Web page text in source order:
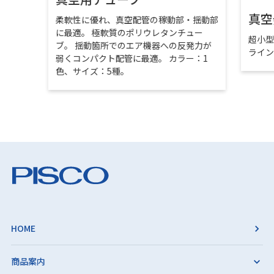
柔軟性に優れ、真空配管の稼動部・揺動部
に最適。 極軟質のポリウレタンチュー
ブ。 揺動箇所でのエア機器への反発力が
弱くコンパクト配管に最適。 カラー：1
色、サイズ：5種。
真
超小
ライ
HOME
商品案内